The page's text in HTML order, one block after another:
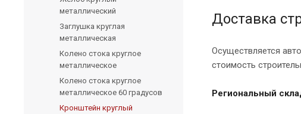
Доставка
Осуществляется
стоимость
Региональный
металлический
Заглушка круглая
металлическая
Колено стока круглое
металлическое
Колено стока круглое
металлическое 60 градусов
Кронштейн круглый